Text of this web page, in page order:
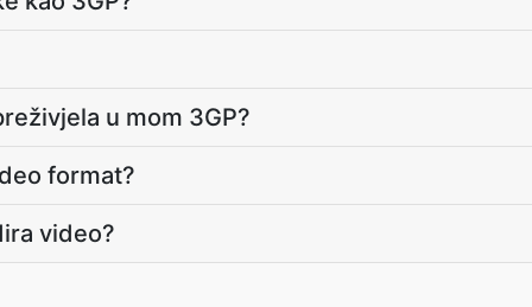
u mom 3GP?
format?
video?